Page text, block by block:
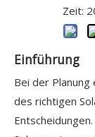
Zeit:
Einführung
Bei der
des richtigen